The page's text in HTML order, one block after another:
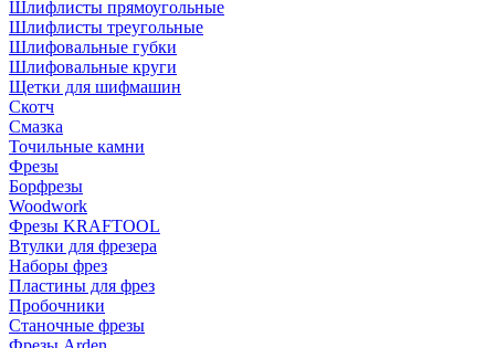
Шлифлисты прямоугольные
Шлифлисты треугольные
Шлифовальные губки
Шлифовальные круги
Щетки для шифмашин
Скотч
Смазка
Точильные камни
Фрезы
Борфрезы
Woodwork
Фрезы KRAFTOOL
Втулки для фрезера
Наборы фрез
Пластины для фрез
Пробочники
Станочные фрезы